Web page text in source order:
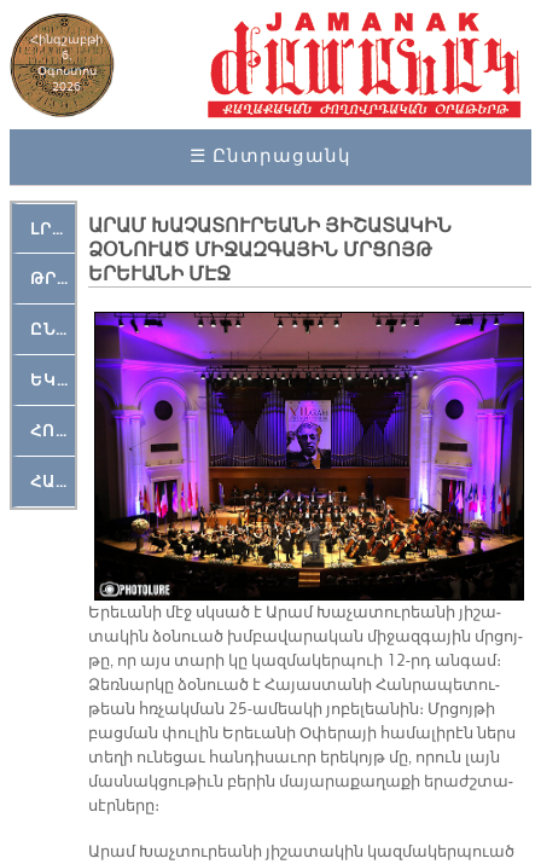
Հինգշաբթի
6,
Օգոստոս
2026
☰ Ընտրացանկ
ԼՐԱՀՈՍ
ԹՐՔԱՀԱՅ ԿԵԱՆՔ
ԸՆԿԵՐԱՄՇԱԿՈՒԹԱՅԻՆ
ԵԿԵՂԵՑԱԿԱՆ
ՀՈԳԵՄՏԱՒՈՐ
ՀԱՐԹԱԿ
ԱՐԱՄ ԽԱՉԱՏՈՒՐԵԱՆԻ ՅԻՇԱՏԱԿԻՆ
ՁՕՆՈՒԱԾ ՄԻՋԱԶԳԱՅԻՆ ՄՐՑՈՅԹ
ԵՐԵՒԱՆԻ ՄԷՋ
Ե­րե­ւա­նի մէջ սկսած է Ա­րամ Խա­չա­տու­րեա­նի յի­շա­
տա­կին ձօ­նուած խմբա­վա­րա­կան մի­ջազ­գա­յին մրցոյ­
թը, որ այս տա­րի կը կազ­մա­կեր­պուի 12-րդ ան­գամ։
Ձեռ­նար­կը ձօ­նուած է Հա­յաս­տա­նի Հան­րա­պե­տու­
թեան հռչակ­ման 25-ա­մեա­կի յո­բե­լեա­նին։ Մրցոյ­թի
բաց­ման փու­լին Ե­րե­ւա­նի Օ­փե­րա­յի հա­մա­լի­րէն ներս
տե­ղի ու­նե­ցաւ հան­դի­սա­ւոր ե­րե­կոյթ մը, ո­րուն լայն
մաս­նակ­ցու­թիւն բե­րին մա­յա­րա­քա­ղա­քի ե­րաժշ­տա­
սէր­նե­րը։
Ա­րամ Խաչ­տու­րեա­նի յի­շա­տա­կին կազ­մա­կեր­պուած